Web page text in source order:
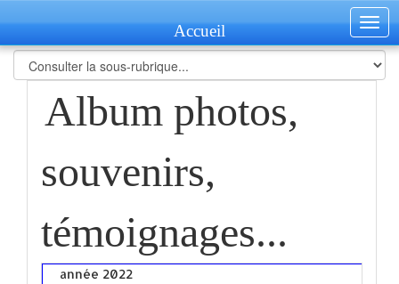
Accueil
Album photos,
souvenirs,
témoignages...
année 2022